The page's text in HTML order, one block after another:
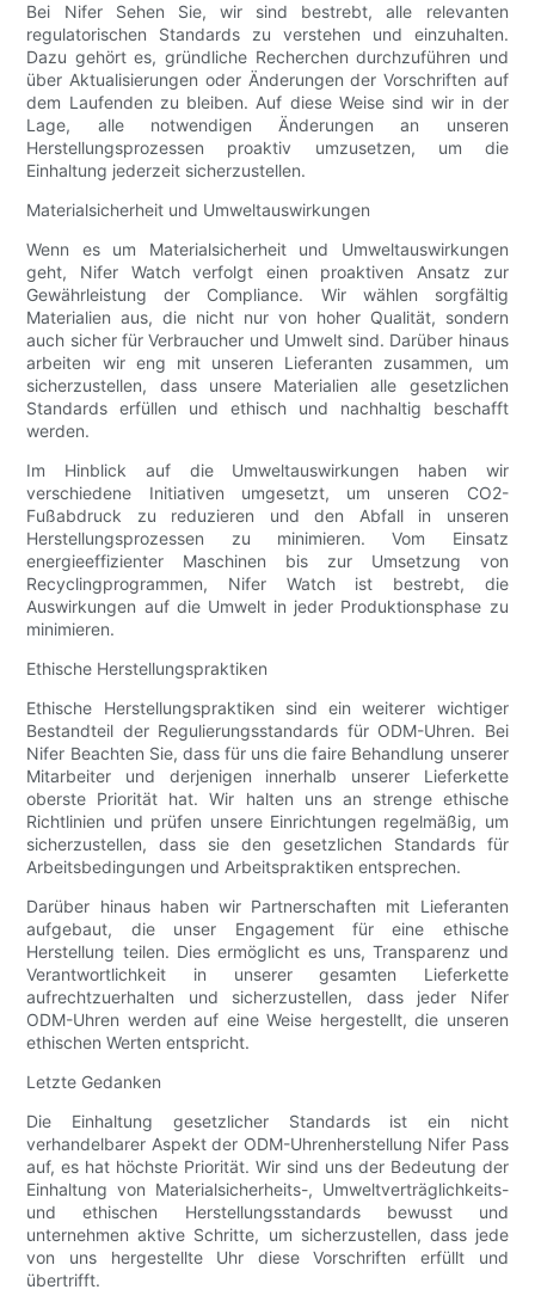
Bei Nifer Sehen Sie, wir sind bestrebt, alle relevanten
regulatorischen Standards zu verstehen und einzuhalten.
Dazu gehört es, gründliche Recherchen durchzuführen und
über Aktualisierungen oder Änderungen der Vorschriften auf
dem Laufenden zu bleiben. Auf diese Weise sind wir in der
Lage, alle notwendigen Änderungen an unseren
Herstellungsprozessen proaktiv umzusetzen, um die
Einhaltung jederzeit sicherzustellen.
Materialsicherheit und Umweltauswirkungen
Wenn es um Materialsicherheit und Umweltauswirkungen
geht, Nifer Watch verfolgt einen proaktiven Ansatz zur
Gewährleistung der Compliance. Wir wählen sorgfältig
Materialien aus, die nicht nur von hoher Qualität, sondern
auch sicher für Verbraucher und Umwelt sind. Darüber hinaus
arbeiten wir eng mit unseren Lieferanten zusammen, um
sicherzustellen, dass unsere Materialien alle gesetzlichen
Standards erfüllen und ethisch und nachhaltig beschafft
werden.
Im Hinblick auf die Umweltauswirkungen haben wir
verschiedene Initiativen umgesetzt, um unseren CO2-
Fußabdruck zu reduzieren und den Abfall in unseren
Herstellungsprozessen zu minimieren. Vom Einsatz
energieeffizienter Maschinen bis zur Umsetzung von
Recyclingprogrammen, Nifer Watch ist bestrebt, die
Auswirkungen auf die Umwelt in jeder Produktionsphase zu
minimieren.
Ethische Herstellungspraktiken
Ethische Herstellungspraktiken sind ein weiterer wichtiger
Bestandteil der Regulierungsstandards für ODM-Uhren. Bei
Nifer Beachten Sie, dass für uns die faire Behandlung unserer
Mitarbeiter und derjenigen innerhalb unserer Lieferkette
oberste Priorität hat. Wir halten uns an strenge ethische
Richtlinien und prüfen unsere Einrichtungen regelmäßig, um
sicherzustellen, dass sie den gesetzlichen Standards für
Arbeitsbedingungen und Arbeitspraktiken entsprechen.
Darüber hinaus haben wir Partnerschaften mit Lieferanten
aufgebaut, die unser Engagement für eine ethische
Herstellung teilen. Dies ermöglicht es uns, Transparenz und
Verantwortlichkeit in unserer gesamten Lieferkette
aufrechtzuerhalten und sicherzustellen, dass jeder Nifer
ODM-Uhren werden auf eine Weise hergestellt, die unseren
ethischen Werten entspricht.
Letzte Gedanken
Die Einhaltung gesetzlicher Standards ist ein nicht
verhandelbarer Aspekt der ODM-Uhrenherstellung Nifer Pass
auf, es hat höchste Priorität. Wir sind uns der Bedeutung der
Einhaltung von Materialsicherheits-, Umweltverträglichkeits-
und ethischen Herstellungsstandards bewusst und
unternehmen aktive Schritte, um sicherzustellen, dass jede
von uns hergestellte Uhr diese Vorschriften erfüllt und
übertrifft.